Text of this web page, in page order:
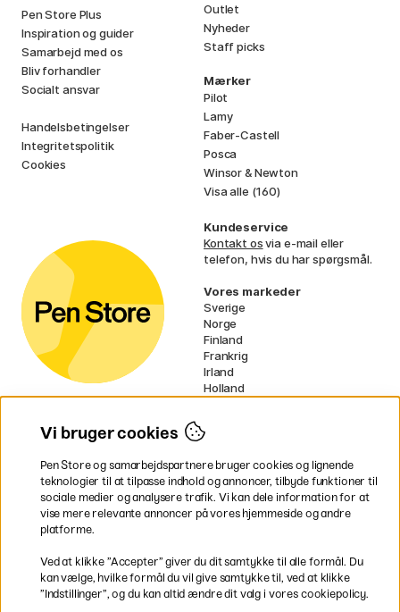
Pen Store Plus
Inspiration og guider
Samarbejd med os
Bliv forhandler
Socialt ansvar
Handelsbetingelser
Integritetspolitik
Cookies
Outlet
Nyheder
Staff picks
Mærker
Pilot
Lamy
Faber-Castell
Posca
Winsor & Newton
Visa alle (160)
Kundeservice
Kontakt osvia e-mail eller
telefon, hvis du har spørgsmål.
Vores markeder
Sverige
Norge
Finland
Frankrig
Irland
Holland
EU
* Specifikkefragtvilkår gælder for
voluminøse varer.
Vi bruger cookies
Pen Store og samarbejdspartnere bruger cookies og lignende
teknologier til at tilpasse indhold og annoncer, tilbyde funktioner til
sociale medier og analysere trafik. Vi kan dele information for at
vise mere relevante annoncer på vores hjemmeside og andre
platforme.
Ved at klikke ”Accepter” giver du dit samtykke til alle formål. Du
kan vælge, hvilke formål du vil give samtykke til, ved at klikke
”Indstillinger”, og du kan altid ændre dit valg i vores cookiepolicy.